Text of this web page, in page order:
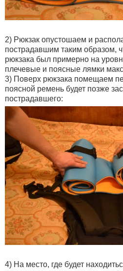
2) Рюкзак опустошаем и
пострадавшим таким образом,
рюкзака был примерно на
плечевые и поясные лямки
3) Поверх рюкзака помещаем
поясной ремень будет позже
пострадавшего:
4) На место, где будет